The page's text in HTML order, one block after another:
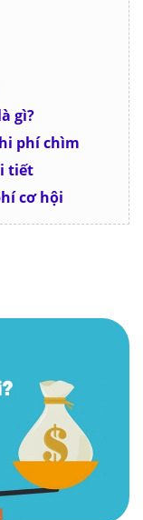
gì?
phí chìm
tiết
cơ hội